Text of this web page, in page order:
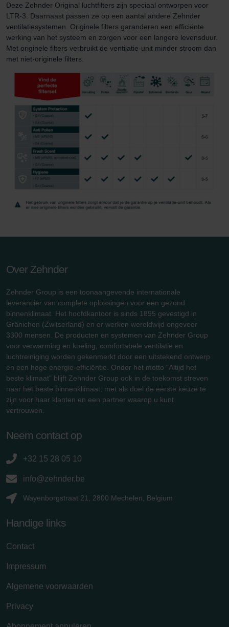
Deze Zehnder Original luchtfilters zijn speciaal ontworpen voor
LTR-3. Daarnaast passen ze op een aantal andere Zehnder
ventilatiesystemen. Originele filters garanderen een efficiënte
werking van het systeem en zorgen voor een langere levensduur.
Met originele filters verbruikt de ventilatie-unit minder stroom dan
met niet-originele filters.
Over Zehnder
Zehnder Group is een toonaangevende internationale
leverancier van complete oplossingen voor een gezond
binnenklimaat. Het hoofdkantoor is sinds 1895 gevestigd in
Gränichen (Zwitserland) en er werken wereldwijd ongeveer
3300 mensen. De producten en systemen van Zehnder Group
voor verwarming en koeling, comfortabele ventilatie en
luchtreiniging worden gekenmerkt door een uitstekend ontwerp
en een hoge energie-efficiëntie. Onder het motto "Altijd het
beste klimaat" blijft Zehnder Group ook in de toekomst streven
naar het beste binnenklimaat, met als doel de eerste keuze te
zijn voor haar klanten en een partner waarop u kunt
vertrouwen.
Neem contact op
+32 15 28 05 10
info@zehnder.be
Wayenborgstraat 21, 2800 Mechelen, Belgium
Handige links
Contact
Impressum
Algemene voorwaarden
Privacy